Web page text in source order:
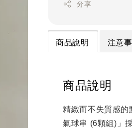
分享
商品說明 注意
商品說明
精緻而不失質感的
氣球串 (6顆組)」